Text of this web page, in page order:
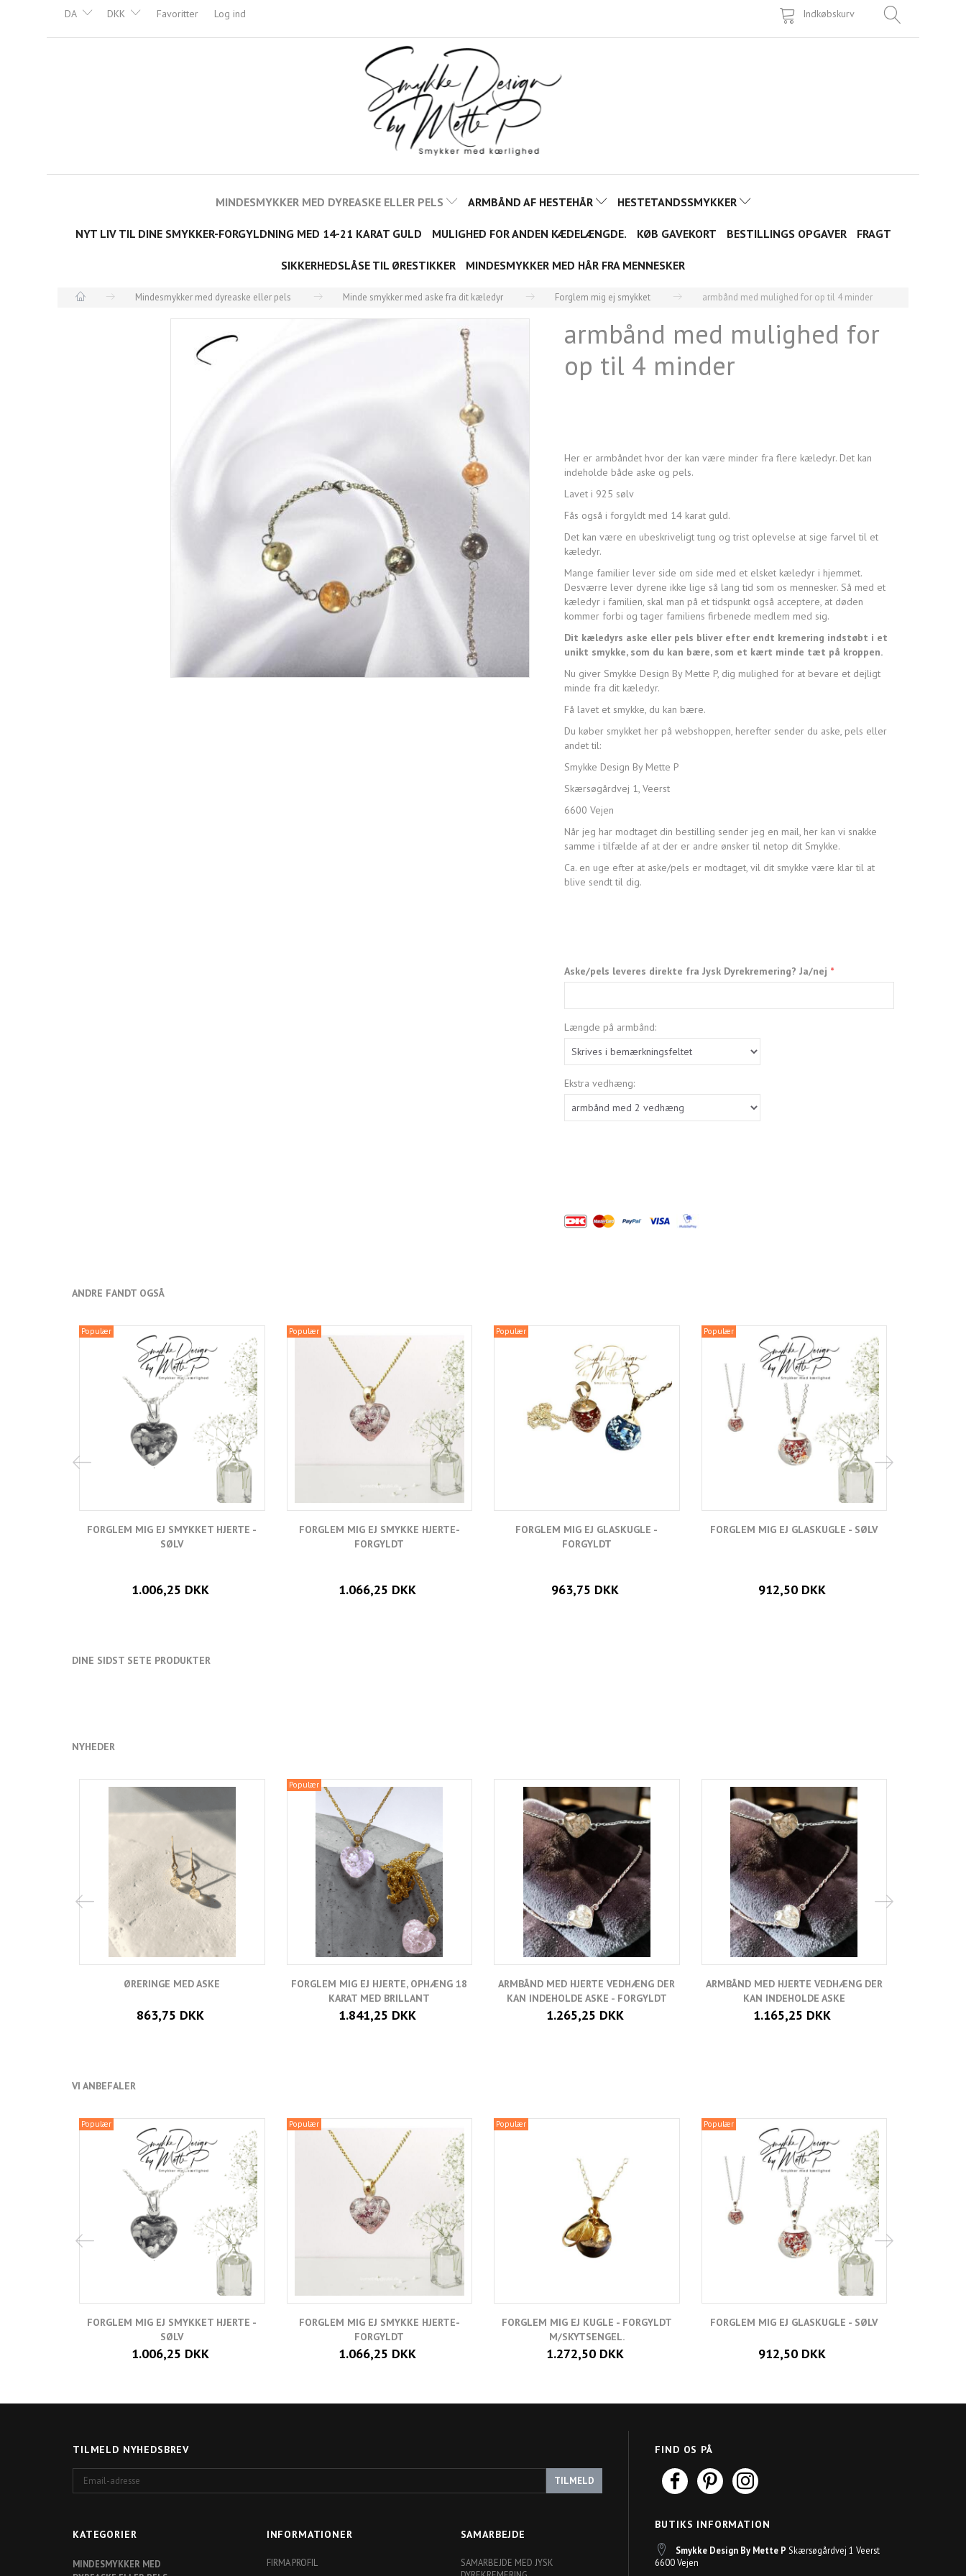
DA DKK Indkøbskurv
Favoritter Log ind
MINDESMYKKER MED DYREASKE ELLER PELS ARMBÅND AF HESTEHÅR HESTETANDSSMYKKER
NYT LIV TIL DINE SMYKKER-FORGYLDNING MED 14-21 KARAT GULD MULIGHED FOR ANDEN KÆDELÆNGDE. KØB GAVEKORT BESTILLINGS OPGAVER FRAGT
SIKKERHEDSLÅSE TIL ØRESTIKKER MINDESMYKKER MED HÅR FRA MENNESKER
Mindesmykker med dyreaske eller pels Minde smykker med aske fra dit kæledyr Forglem mig ej smykket armbånd med mulighed for op til 4 minder
armbånd med mulighed for
op til 4 minder
Her er armbåndet hvor der kan være minder fra flere kæledyr. Det kan
indeholde både aske og pels.
Lavet i 925 sølv
Fås også i forgyldt med 14 karat guld.
Det kan være en ubeskriveligt tung og trist oplevelse at sige farvel til et
kæledyr.
Mange familier lever side om side med et elsket kæledyr i hjemmet.
Desværre lever dyrene ikke lige så lang tid som os mennesker. Så med et
kæledyr i familien, skal man på et tidspunkt også acceptere, at døden
kommer forbi og tager familiens firbenede medlem med sig.
Dit kæledyrs aske eller pels bliver efter endt kremering indstøbt i et
unikt smykke, som du kan bære, som et kært minde tæt på kroppen.
Nu giver Smykke Design By Mette P, dig mulighed for at bevare et dejligt
minde fra dit kæledyr.
Få lavet et smykke, du kan bære.
Du køber smykket her på webshoppen, herefter sender du aske, pels eller
andet til:
Smykke Design By Mette P
Skærsøgårdvej 1, Veerst
6600 Vejen
Når jeg har modtaget din bestilling sender jeg en mail, her kan vi snakke
samme i tilfælde af at der er andre ønsker til netop dit Smykke.
Ca. en uge efter at aske/pels er modtaget, vil dit smykke være klar til at
blive sendt til dig.
Aske/pels leveres direkte fra Jysk Dyrekremering? Ja/nej
Længde på armbånd:
Ekstra vedhæng:
ANDRE FANDT OGSÅ
Populær
FORGLEM MIG EJ SMYKKET HJERTE -
SØLV
1.006,25 DKK
Populær
FORGLEM MIG EJ SMYKKE HJERTE-
FORGYLDT
1.066,25 DKK
Populær
FORGLEM MIG EJ GLASKUGLE -
FORGYLDT
963,75 DKK
Populær
FORGLEM MIG EJ GLASKUGLE - SØLV
912,50 DKK
DINE SIDST SETE PRODUKTER
NYHEDER
ØRERINGE MED ASKE
863,75 DKK
Populær
FORGLEM MIG EJ HJERTE, OPHÆNG 18
KARAT MED BRILLANT
1.841,25 DKK
ARMBÅND MED HJERTE VEDHÆNG DER
KAN INDEHOLDE ASKE - FORGYLDT
1.265,25 DKK
ARMBÅND MED HJERTE VEDHÆNG DER
KAN INDEHOLDE ASKE
1.165,25 DKK
VI ANBEFALER
Populær
FORGLEM MIG EJ SMYKKET HJERTE -
SØLV
1.006,25 DKK
Populær
FORGLEM MIG EJ SMYKKE HJERTE-
FORGYLDT
1.066,25 DKK
Populær
FORGLEM MIG EJ KUGLE - FORGYLDT
M/SKYTSENGEL.
1.272,50 DKK
Populær
FORGLEM MIG EJ GLASKUGLE - SØLV
912,50 DKK
TILMELD NYHEDSBREV
adresse
TILMELD
KATEGORIER
MINDESMYKKER MED
INFORMATIONER
FIRMA PROFIL
SAMARBEJDE
SAMARBEJDE MED JYSK
FIND OS PÅ
BUTIKS INFORMATION
Smykke Design By Mette P Skærsøgårdvej 1 Veerst
6600 Vejen